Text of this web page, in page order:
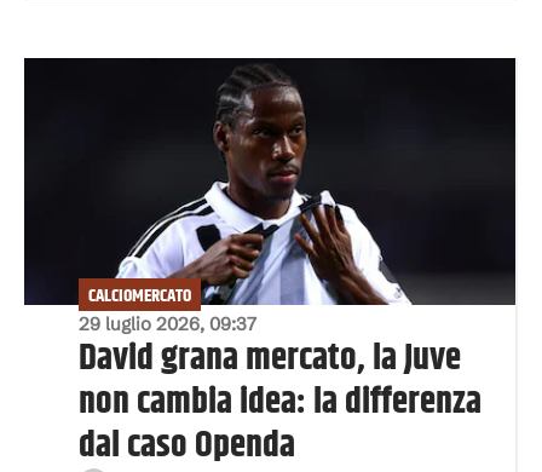
29 luglio 2026, 09:37
CALCIOMERCATO
David grana mercato, la Juve
non cambia idea: la differenza
dal caso Openda